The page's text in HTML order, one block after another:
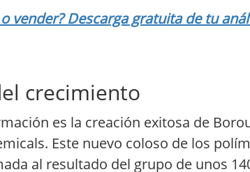
vender? Descarga gratuita de tu
crecimiento
es la creación exitosa de
Este nuevo coloso de los
al resultado del grupo de unos